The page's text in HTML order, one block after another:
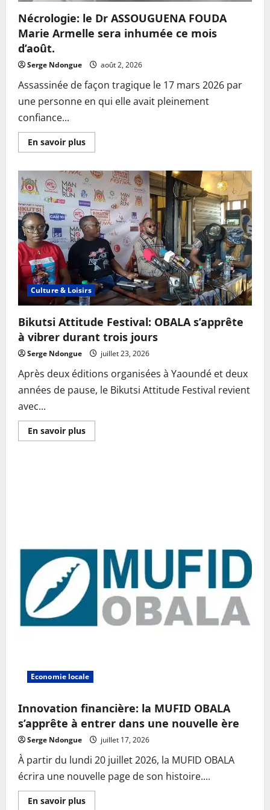
Nécrologie: le Dr ASSOUGUENA FOUDA
Marie Armelle sera inhumée ce mois
d’août.
Serge Ndongue août 2, 2026
Assassinée de façon tragique le 17 mars 2026 par
une personne en qui elle avait pleinement
confiance...
En savoir plusEn
savoir
Nécrologie:
le
Dr
ASSOUGUENA
FOUDA
Marie
Armelle
sera
inhumée
ce
mois
d’août.
Culture & Loisirs
Bikutsi Attitude Festival: OBALA s’apprête
à vibrer durant trois jours
Serge Ndongue juillet 23, 2026
Après deux éditions organisées à Yaoundé et deux
années de pause, le Bikutsi Attitude Festival revient
avec...
En savoir plusEn
savoir
Economie locale
Innovation financière: la MUFID OBALA
s’apprête à entrer dans une nouvelle ère
Serge Ndongue juillet 17, 2026
À partir du lundi 20 juillet 2026, la MUFID OBALA
écrira une nouvelle page de son histoire....
En savoir plusEn